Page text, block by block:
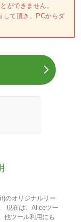
ができません。
して頂き、PCからダ
のオリジナルリー
現在は、Aliceツー
他ツール利用にも